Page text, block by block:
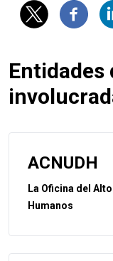
Entidades
ACNUDH
La Oficina del
Humanos